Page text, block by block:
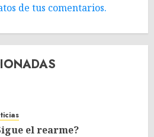
de tus comentarios.
el rearme?